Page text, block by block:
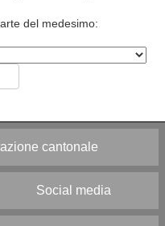
del medesimo:
cantonale
Social media